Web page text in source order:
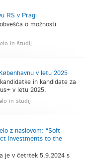
RS v Pragi
o možnosti
in študij
v letu 2025
in kandidate za
v letu 2025.
in študij
z naslovom: “Soft
Investments to the
je v četrtek 5.9.2024 s